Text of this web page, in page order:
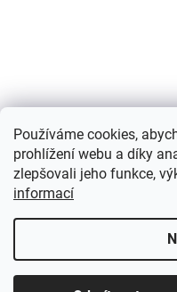
Používáme cookies,
prohlížení webu a díky
zlepšovali jeho funkce,
informací